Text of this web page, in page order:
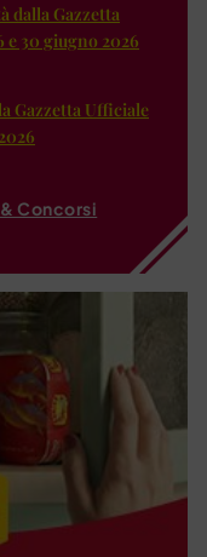
dalla Gazzetta
e 30 giugno 2026
Gazzetta Ufficiale
Concorsi